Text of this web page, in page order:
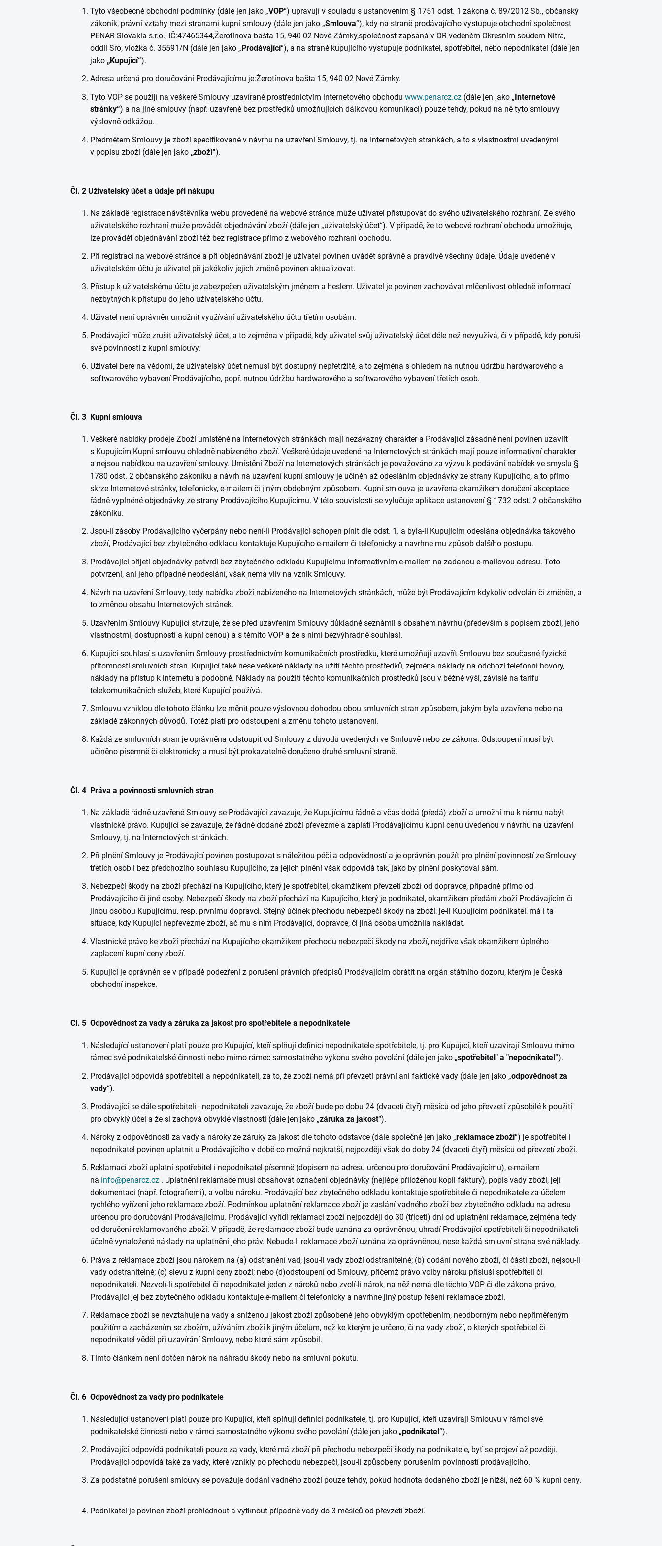
Tyto všeobecné obchodní podmínky (dále jen jako „VOP“) upravují v souladu s ustanovením § 1751 odst. 1 zákona č. 89/2012 Sb., občanský
zákoník, právní vztahy mezi stranami kupní smlouvy (dále jen jako „Smlouva“), kdy na straně prodávajícího vystupuje obchodní společnost
PENAR Slovakia s.r.o., IČ:47465344,Žerotínova bašta 15, 940 02 Nové Zámky,společnost zapsaná v OR vedeném Okresním soudem Nitra,
oddíl Sro, vložka č. 35591/N (dále jen jako „Prodávající“), a na straně kupujícího vystupuje podnikatel, spotřebitel, nebo nepodnikatel (dále jen
jako „Kupující“).
Adresa určená pro doručování Prodávajícímu je:Žerotínova bašta 15, 940 02 Nové Zámky.
Tyto VOP se použijí na veškeré Smlouvy uzavírané prostřednictvím internetového obchodu www.penarcz.cz (dále jen jako „Internetové
stránky“) a na jiné smlouvy (např. uzavřené bez prostředků umožňujících dálkovou komunikaci) pouze tehdy, pokud na ně tyto smlouvy
výslovně odkážou.
Předmětem Smlouvy je zboží specifikované v návrhu na uzavření Smlouvy, tj. na Internetových stránkách, a to s vlastnostmi uvedenými
v popisu zboží (dále jen jako „zboží“).
Čl. 2 Uživatelský účet a údaje při nákupu
Na základě registrace návštěvníka webu provedené na webové stránce může uživatel přistupovat do svého uživatelského rozhraní. Ze svého
uživatelského rozhraní může provádět objednávání zboží (dále jen „uživatelský účet“). V případě, že to webové rozhraní obchodu umožňuje,
lze provádět objednávání zboží též bez registrace přímo z webového rozhraní obchodu.
Při registraci na webové stránce a při objednávání zboží je uživatel povinen uvádět správně a pravdivě všechny údaje. Údaje uvedené v
uživatelském účtu je uživatel při jakékoliv jejich změně povinen aktualizovat.
Přístup k uživatelskému účtu je zabezpečen uživatelským jménem a heslem. Uživatel je povinen zachovávat mlčenlivost ohledně informací
nezbytných k přístupu do jeho uživatelského účtu.
Uživatel není oprávněn umožnit využívání uživatelského účtu třetím osobám.
Prodávající může zrušit uživatelský účet, a to zejména v případě, kdy uživatel svůj uživatelský účet déle než nevyužívá, či v případě, kdy poruší
své povinnosti z kupní smlouvy.
Uživatel bere na vědomí, že uživatelský účet nemusí být dostupný nepřetržitě, a to zejména s ohledem na nutnou údržbu hardwarového a
softwarového vybavení Prodávajícího, popř. nutnou údržbu hardwarového a softwarového vybavení třetích osob.
Čl. 3 Kupní smlouva
Veškeré nabídky prodeje Zboží umístěné na Internetových stránkách mají nezávazný charakter a Prodávající zásadně není povinen uzavřít
s Kupujícím Kupní smlouvu ohledně nabízeného zboží. Veškeré údaje uvedené na Internetových stránkách mají pouze informativní charakter
a nejsou nabídkou na uzavření smlouvy. Umístění Zboží na Internetových stránkách je považováno za výzvu k podávání nabídek ve smyslu §
1780 odst. 2 občanského zákoníku a návrh na uzavření kupní smlouvy je učiněn až odesláním objednávky ze strany Kupujícího, a to přímo
skrze Internetové stránky, telefonicky, e-mailem či jiným obdobným způsobem. Kupní smlouva je uzavřena okamžikem doručení akceptace
řádně vyplněné objednávky ze strany Prodávajícího Kupujícímu. V této souvislosti se vylučuje aplikace ustanovení § 1732 odst. 2 občanského
zákoníku.
Jsou-li zásoby Prodávajícího vyčerpány nebo není-li Prodávající schopen plnit dle odst. 1. a byla-li Kupujícím odeslána objednávka takového
zboží, Prodávající bez zbytečného odkladu kontaktuje Kupujícího e-mailem či telefonicky a navrhne mu způsob dalšího postupu.
Prodávající přijetí objednávky potvrdí bez zbytečného odkladu Kupujícímu informativním e-mailem na zadanou e-mailovou adresu. Toto
potvrzení, ani jeho případné neodeslání, však nemá vliv na vznik Smlouvy.
Návrh na uzavření Smlouvy, tedy nabídka zboží nabízeného na Internetových stránkách, může být Prodávajícím kdykoliv odvolán či změněn, a
to změnou obsahu Internetových stránek.
Uzavřením Smlouvy Kupující stvrzuje, že se před uzavřením Smlouvy důkladně seznámil s obsahem návrhu (především s popisem zboží, jeho
vlastnostmi, dostupností a kupní cenou) a s těmito VOP a že s nimi bezvýhradně souhlasí.
Kupující souhlasí s uzavřením Smlouvy prostřednictvím komunikačních prostředků, které umožňují uzavřít Smlouvu bez současné fyzické
přítomnosti smluvních stran. Kupující také nese veškeré náklady na užití těchto prostředků, zejména náklady na odchozí telefonní hovory,
náklady na přístup k internetu a podobně. Náklady na použití těchto komunikačních prostředků jsou v běžné výši, závislé na tarifu
telekomunikačních služeb, které Kupující používá.
Smlouvu vzniklou dle tohoto článku lze měnit pouze výslovnou dohodou obou smluvních stran způsobem, jakým byla uzavřena nebo na
základě zákonných důvodů. Totéž platí pro odstoupení a změnu tohoto ustanovení.
Každá ze smluvních stran je oprávněna odstoupit od Smlouvy z důvodů uvedených ve Smlouvě nebo ze zákona. Odstoupení musí být
učiněno písemně či elektronicky a musí být prokazatelně doručeno druhé smluvní straně.
Čl. 4 Práva a povinnosti smluvních stran
Na základě řádně uzavřené Smlouvy se Prodávající zavazuje, že Kupujícímu řádně a včas dodá (předá) zboží a umožní mu k němu nabýt
vlastnické právo. Kupující se zavazuje, že řádně dodané zboží převezme a zaplatí Prodávajícímu kupní cenu uvedenou v návrhu na uzavření
Smlouvy, tj. na Internetových stránkách.
Při plnění Smlouvy je Prodávající povinen postupovat s náležitou péčí a odpovědností a je oprávněn použít pro plnění povinností ze Smlouvy
třetích osob i bez předchozího souhlasu Kupujícího, za jejich plnění však odpovídá tak, jako by plnění poskytoval sám.
Nebezpečí škody na zboží přechází na Kupujícího, který je spotřebitel, okamžikem převzetí zboží od dopravce, případně přímo od
Prodávajícího či jiné osoby. Nebezpečí škody na zboží přechází na Kupujícího, který je podnikatel, okamžikem předání zboží Prodávajícím či
jinou osobou Kupujícímu, resp. prvnímu dopravci. Stejný účinek přechodu nebezpečí škody na zboží, je-li Kupujícím podnikatel, má i ta
situace, kdy Kupující nepřevezme zboží, ač mu s ním Prodávající, dopravce, či jiná osoba umožnila nakládat.
Vlastnické právo ke zboží přechází na Kupujícího okamžikem přechodu nebezpečí škody na zboží, nejdříve však okamžikem úplného
zaplacení kupní ceny zboží.
Kupující je oprávněn se v případě podezření z porušení právních předpisů Prodávajícím obrátit na orgán státního dozoru, kterým je Česká
obchodní inspekce.
Čl. 5 Odpovědnost za vady a záruka za jakost pro spotřebitele a nepodnikatele
Následující ustanovení platí pouze pro Kupující, kteří splňují definici nepodnikatele spotřebitele, tj. pro Kupující, kteří uzavírají Smlouvu mimo
rámec své podnikatelské činnosti nebo mimo rámec samostatného výkonu svého povolání (dále jen jako „spotřebitel" a "nepodnikatel“).
Prodávající odpovídá spotřebiteli a nepodnikateli, za to, že zboží nemá při převzetí právní ani faktické vady (dále jen jako „odpovědnost za
vady“).
Prodávající se dále spotřebiteli i nepodnikateli zavazuje, že zboží bude po dobu 24 (dvaceti čtyř) měsíců od jeho převzetí způsobilé k použití
pro obvyklý účel a že si zachová obvyklé vlastnosti (dále jen jako „záruka za jakost“).
Nároky z odpovědnosti za vady a nároky ze záruky za jakost dle tohoto odstavce (dále společně jen jako „reklamace zboží“) je spotřebitel i
nepodnikatel povinen uplatnit u Prodávajícího v době co možná nejkratší, nejpozději však do doby 24 (dvaceti čtyř) měsíců od převzetí zboží.
Reklamaci zboží uplatní spotřebitel i nepodnikatel písemně (dopisem na adresu určenou pro doručování Prodávajícímu), e-mailem
na info@penarcz.cz . Uplatnění reklamace musí obsahovat označení objednávky (nejlépe přiloženou kopii faktury), popis vady zboží, její
dokumentaci (např. fotografiemi), a volbu nároku. Prodávající bez zbytečného odkladu kontaktuje spotřebitele či nepodnikatele za účelem
rychlého vyřízení jeho reklamace zboží. Podmínkou uplatnění reklamace zboží je zaslání vadného zboží bez zbytečného odkladu na adresu
určenou pro doručování Prodávajícímu. Prodávající vyřídí reklamaci zboží nejpozději do 30 (třiceti) dní od uplatnění reklamace, zejména tedy
od doručení reklamovaného zboží. V případě, že reklamace zboží bude uznána za oprávněnou, uhradí Prodávající spotřebiteli či nepodnikateli
účelně vynaložené náklady na uplatnění jeho práv. Nebude-li reklamace zboží uznána za oprávněnou, nese každá smluvní strana své náklady.
Práva z reklamace zboží jsou nárokem na (a) odstranění vad, jsou-li vady zboží odstranitelné; (b) dodání nového zboží, či části zboží, nejsou-li
vady odstranitelné; (c) slevu z kupní ceny zboží; nebo (d)odstoupení od Smlouvy, přičemž právo volby nároku přísluší spotřebiteli či
nepodnikateli. Nezvolí-li spotřebitel či nepodnikatel jeden z nároků nebo zvolí-li nárok, na něž nemá dle těchto VOP či dle zákona právo,
Prodávající jej bez zbytečného odkladu kontaktuje e-mailem či telefonicky a navrhne jiný postup řešení reklamace zboží.
Reklamace zboží se nevztahuje na vady a sníženou jakost zboží způsobené jeho obvyklým opotřebením, neodborným nebo nepřiměřeným
použitím a zacházením se zbožím, užíváním zboží k jiným účelům, než ke kterým je určeno, či na vady zboží, o kterých spotřebitel či
nepodnikatel věděl při uzavírání Smlouvy, nebo které sám způsobil.
Tímto článkem není dotčen nárok na náhradu škody nebo na smluvní pokutu.
Čl. 6 Odpovědnost za vady pro podnikatele
Následující ustanovení platí pouze pro Kupující, kteří splňují definici podnikatele, tj. pro Kupující, kteří uzavírají Smlouvu v rámci své
podnikatelské činnosti nebo v rámci samostatného výkonu svého povolání (dále jen jako „podnikatel“).
Prodávající odpovídá podnikateli pouze za vady, které má zboží při přechodu nebezpečí škody na podnikatele, byť se projeví až později.
Prodávající odpovídá také za vady, které vznikly po přechodu nebezpečí, jsou-li způsobeny porušením povinností prodávajícího.
Za podstatné porušení smlouvy se považuje dodání vadného zboží pouze tehdy, pokud hodnota dodaného zboží je nižší, než 60 % kupní ceny.
Podnikatel je povinen zboží prohlédnout a vytknout případné vady do 3 měsíců od převzetí zboží.